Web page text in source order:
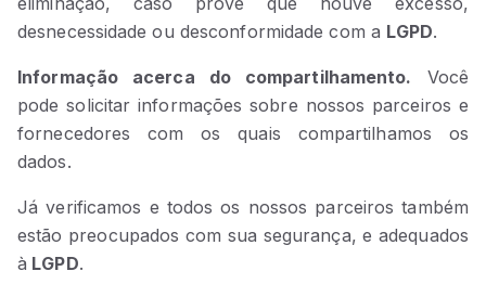
desnecessidade ou desconformidade com a LGPD.
Informação acerca do compartilhamento. Você
pode solicitar informações sobre nossos parceiros e
fornecedores com os quais compartilhamos os
dados.
Já verificamos e todos os nossos parceiros também
estão preocupados com sua segurança, e adequados
à LGPD.